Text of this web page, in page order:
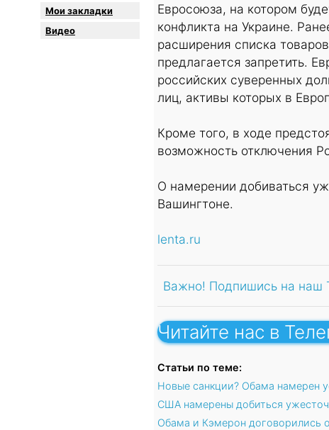
Мои закладки
Видео
Евросоюза, на котором
конфликта на Украине.
расширения списка
предлагается запретить.
российских суверенных
лиц, активы которых в
Кроме того, в ходе
возможность отключения
О намерении добиваться
Вашингтоне.
lenta.ru
Важно! Подпишись на наш
Читайте нас в
Статьи по теме:
Новые санкции? Обама намерен
США намерены добиться
Обама и Кэмерон договорились